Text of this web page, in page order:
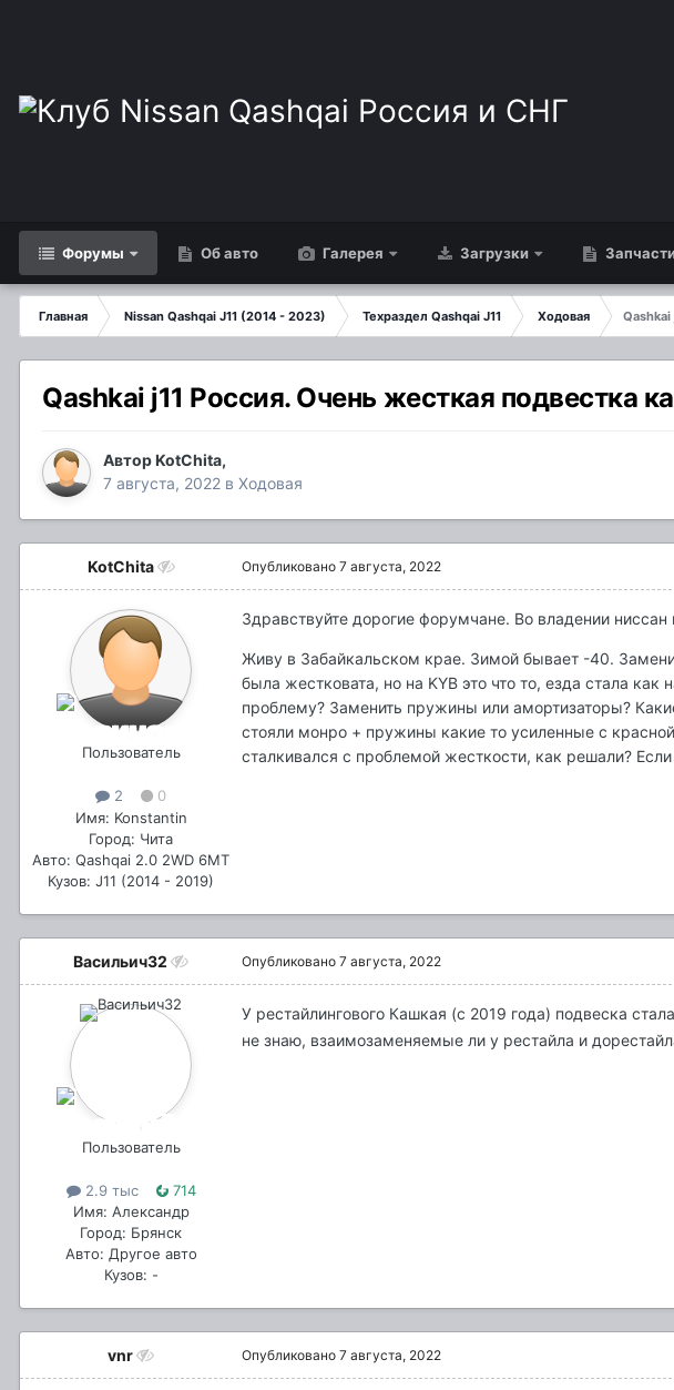
Форумы Об авто Галерея Загрузки
Главная Nissan Qashqai J11 (2014 - 2023) Техраздел Qashqai J11 Ходовая
Qashkai
Qashkai j11 Россия. Очень жесткая подвестка
АвторKotChita,
7 августа, 2022 в Ходовая
KotChita
Пользователь
2
0
Имя: Konstantin
Город: Чита
Авто: Qashqai 2.0 2WD 6MT
Кузов: J11 (2014 - 2019)
Опубликовано 7 августа, 2022
Здравствуйте дорогие форумчане. Во владении
Живу в Забайкальском крае. Зимой бывает -40.
была жестковата, но на KYB это что то, езда стала
проблему? Заменить пружины или амортизаторы?
стояли монро + пружины какие то усиленные с
сталкивался с проблемой жесткости, как решали?
Васильич32
Пользователь
2.9 тыс
714
Имя: Александр
Город: Брянск
Авто: Другое авто
Кузов: -
Опубликовано 7 августа, 2022
У рестайлингового Кашкая (с 2019 года) подвеска
не знаю, взаимозаменяемые ли у рестайла и
vnr Опубликовано 7 августа, 2022